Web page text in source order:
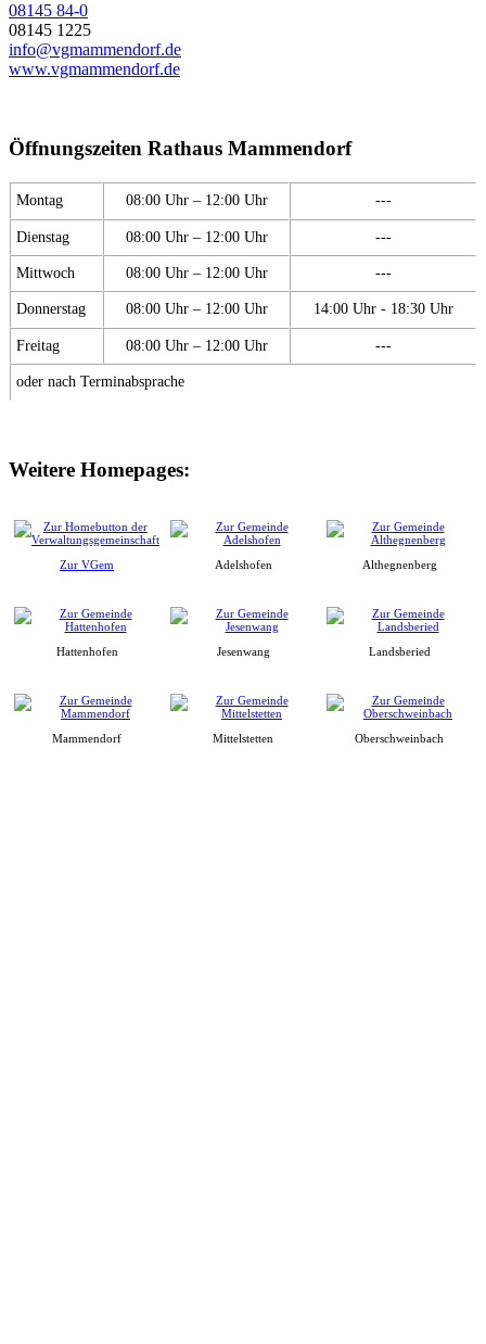
08145 84-0
08145 1225
info@vgmammendorf.de
www.vgmammendorf.de
Öffnungszeiten Rathaus Mammendorf
Montag 08:00 Uhr – 12:00 Uhr ---
Dienstag 08:00 Uhr – 12:00 Uhr ---
Mittwoch 08:00 Uhr – 12:00 Uhr ---
Donnerstag 08:00 Uhr – 12:00 Uhr 14:00 Uhr - 18:30 Uhr
Freitag 08:00 Uhr – 12:00 Uhr ---
oder nach Terminabsprache
Weitere Homepages:
Zur VGem Adelshofen Althegnenberg
Hattenhofen Jesenwang Landsberied
Mammendorf Mittelstetten Oberschweinbach